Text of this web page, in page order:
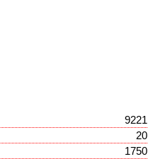
9221
20
1750